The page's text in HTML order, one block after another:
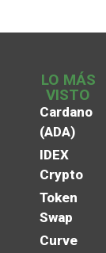
LO MÁS
VISTO
Cardano
(ADA)
IDEX
Crypto
Token
Swap
Curve